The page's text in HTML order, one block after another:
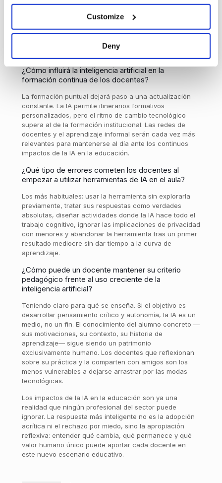
Customize
Deny
escritura o la comprensión lectora aún se están
consolidando, automatizar esas operaciones puede
fundamentales. En elgrado de Primaria, la IA debe
usarse de forma muy acotada y siempre con mediación
¿Cómo influirá la inteligencia artificial en la
formación continua de los docentes?
La formación puntual dejará paso a una actualización
constante. La IA permite itinerarios formativos
personalizados, pero el ritmo de cambio tecnológico
supera al de la formación institucional. Las redes de
docentes y el aprendizaje informal serán cada vez más
relevantes para mantenerse al día ante los continuos
impactos de la IA en la educación.
¿Qué tipo de errores cometen los docentes al
empezar a utilizar herramientas de IA en el aula?
Los más habituales: usar la herramienta sin explorarla
previamente, tratar sus respuestas como verdades
absolutas, diseñar actividades donde la IA hace todo el
trabajo cognitivo, ignorar las implicaciones de privacidad
con menores y abandonar la herramienta tras un primer
resultado mediocre sin dar tiempo a la curva de
aprendizaje.
¿Cómo puede un docente mantener su criterio
pedagógico frente al uso creciente de la
inteligencia artificial?
Teniendo claro para qué se enseña. Si el objetivo es
desarrollar pensamiento crítico y autonomía, la IA es un
medio, no un fin. El conocimiento del alumno concreto —
sus motivaciones, su contexto, su historia de
aprendizaje— sigue siendo un patrimonio
exclusivamente humano. Los docentes que reflexionan
sobre su práctica y la comparten con amigos son los
menos vulnerables a dejarse arrastrar por las modas
tecnológicas.
Los impactos de la IA en la educación son ya una
realidad que ningún profesional del sector puede
ignorar. La respuesta más inteligente no es la adopción
acrítica ni el rechazo por miedo, sino la apropiación
reflexiva: entender qué cambia, qué permanece y qué
valor humano único puede aportar cada docente en
este nuevo escenario educativo.